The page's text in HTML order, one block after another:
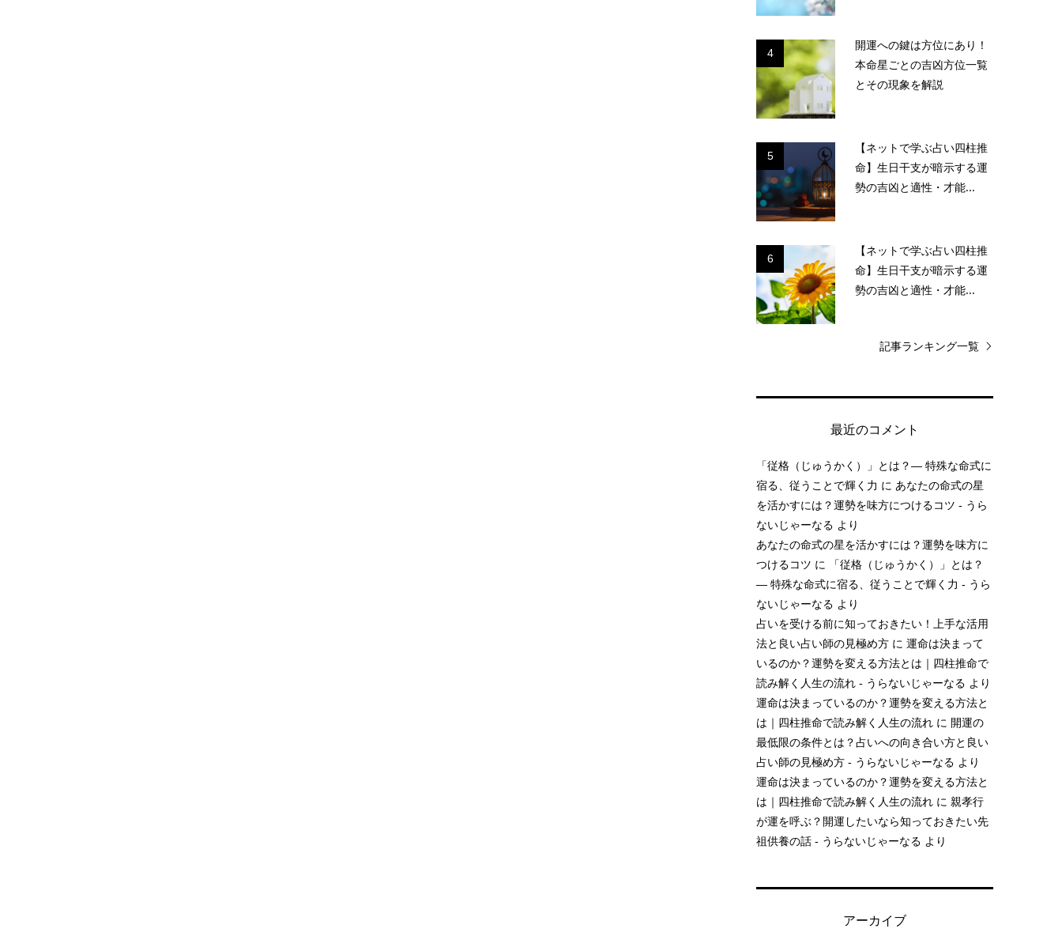
4
開運への鍵は方位にあり！
本命星ごとの吉凶方位一覧
とその現象を解説
5
【ネットで学ぶ占い四柱推
命】生日干支が暗示する運
勢の吉凶と適性・才能...
6
【ネットで学ぶ占い四柱推
命】生日干支が暗示する運
勢の吉凶と適性・才能...
記事ランキング一覧
最近のコメント
「従格（じゅうかく）」とは？— 特殊な命式に
宿る、従うことで輝く力 に あなたの命式の星
を活かすには？運勢を味方につけるコツ - うら
ないじゃーなる より
あなたの命式の星を活かすには？運勢を味方に
つけるコツ に
「従格（じゅうかく）」とは？
— 特殊な命式に宿る、従うことで輝く力 - うら
ないじゃーなる より
占いを受ける前に知っておきたい！上手な活用
法と良い占い師の見極め方 に 運命は決まって
いるのか？運勢を変える方法とは｜四柱推命で
読み解く人生の流れ - うらないじゃーなる より
運命は決まっているのか？運勢を変える方法と
は｜四柱推命で読み解く人生の流れ に 開運の
最低限の条件とは？占いへの向き合い方と良い
占い師の見極め方 - うらないじゃーなる より
運命は決まっているのか？運勢を変える方法と
は｜四柱推命で読み解く人生の流れ に 親孝行
が運を呼ぶ？開運したいなら知っておきたい先
祖供養の話 - うらないじゃーなる より
アーカイブ